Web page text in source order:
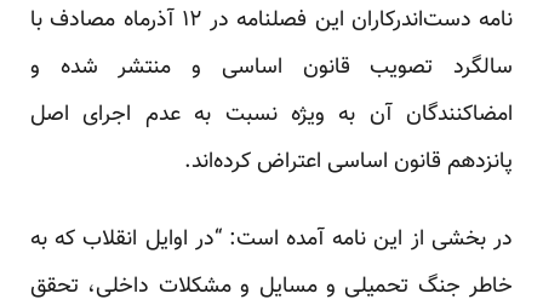
نامه دست‌اندرکاران این فصلنامه در ۱۲ آذرماه مصادف با
سالگرد تصویب قانون اساسی و منتشر شده و
امضاکنندگان آن به ویژه نسبت به عدم اجرای اصل
پانزدهم قانون اساسی اعتراض کرده‌اند.
در بخشی از این نامه آمده است: “در اوایل انقلاب که به
خاطر جنگ تحمیلی و مسایل و مشکلات داخلی، تحقق